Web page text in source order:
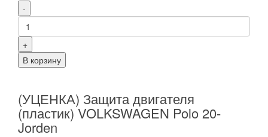
-
+
В корзину
(УЦЕНКА) Защита двигателя
(пластик) VOLKSWAGEN Polo 20-
Jorden